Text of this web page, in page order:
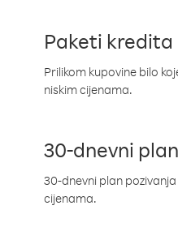
Paketi kredita
Prilikom kupovine bilo
niskim cijenama.
30-dnevni
30-dnevni plan
cijenama.